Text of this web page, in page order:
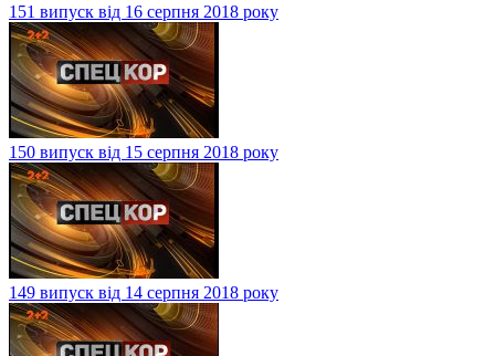
151 випуск від 16 серпня 2018 року
150 випуск від 15 серпня 2018 року
149 випуск від 14 серпня 2018 року